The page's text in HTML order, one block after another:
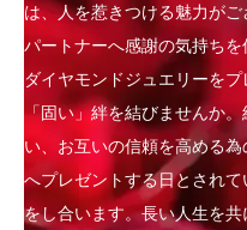
は、人を惹きつける魅力が
パートナーへ感謝の気持ち
ダイヤモンドジュエリーを
「固い」絆を結びませんか
い、お互いの信頼を高める
へプレゼントする日とされ
をし合います。長い人生を